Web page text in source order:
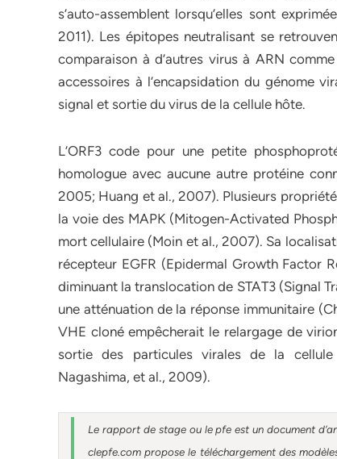
s’auto-assemblent lorsqu’elles sont
2011). Les épitopes neutralisant se
comparaison à d’autres virus à ARN
accessoires à l’encapsidation du génome
signal et sortie du virus de la cellule hôte.
L’ORF3 code pour une petite
homologue avec aucune autre protéine
2005; Huang et al., 2007). Plusieurs
la voie des MAPK (Mitogen-Activated
mort cellulaire (Moin et al., 2007). Sa
récepteur EGFR (Epidermal Growth Factor
diminuant la translocation de STAT3 (Signal
une atténuation de la réponse immunitaire
VHE cloné empêcherait le relargage de
sortie des particules virales de la cellule
Nagashima, et al., 2009).
Le rapport de stage ou le pfe est un document
clepfe.com propose le téléchargement des